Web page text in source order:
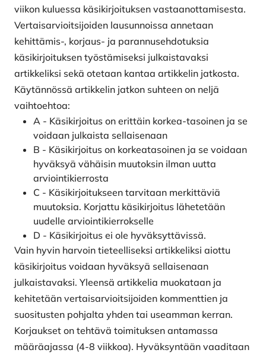
viikon kuluessa käsikirjoituksen vastaanottamisesta.
Vertaisarvioitsijoiden lausunnoissa annetaan
kehittämis-, korjaus- ja parannusehdotuksia
käsikirjoituksen työstämiseksi julkaistavaksi
artikkeliksi sekä otetaan kantaa artikkelin jatkosta.
Käytännössä artikkelin jatkon suhteen on neljä
vaihtoehtoa:
A - Käsikirjoitus on erittäin korkea-tasoinen ja se
voidaan julkaista sellaisenaan
B - Käsikirjoitus on korkeatasoinen ja se voidaan
hyväksyä vähäisin muutoksin ilman uutta
arviointikierrosta
C - Käsikirjoitukseen tarvitaan merkittäviä
muutoksia. Korjattu käsikirjoitus lähetetään
uudelle arviointikierrokselle
D - Käsikirjoitus ei ole hyväksyttävissä.
Vain hyvin harvoin tieteelliseksi artikkeliksi aiottu
käsikirjoitus voidaan hyväksyä sellaisenaan
julkaistavaksi. Yleensä artikkelia muokataan ja
kehitetään vertaisarvioitsijoiden kommenttien ja
suositusten pohjalta yhden tai useamman kerran.
Korjaukset on tehtävä toimituksen antamassa
määräajassa (4-8 viikkoa). Hyväksyntään vaaditaan